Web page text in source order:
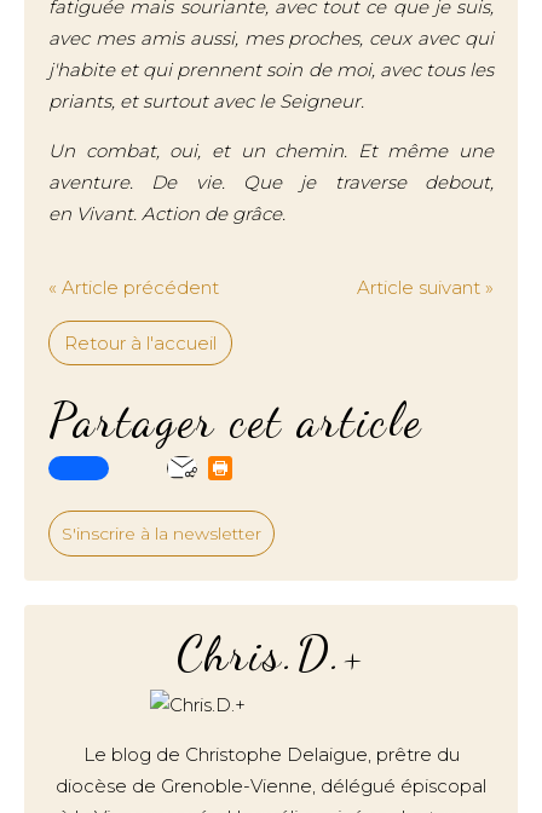
fatiguée mais souriante, avec tout ce que je suis,
avec mes amis aussi, mes proches, ceux avec qui
j'habite et qui prennent soin de moi, avec tous les
priants, et surtout avec le Seigneur.
Un combat, oui, et un chemin. Et même une
aventure. De vie. Que je traverse debout,
en Vivant. Action de grâce.
« Article précédent Article suivant »
Retour à l'accueil
Partager cet article
S'inscrire à la newsletter
Chris.D.+
Le blog de Christophe Delaigue, prêtre du
diocèse de Grenoble-Vienne, délégué épiscopal